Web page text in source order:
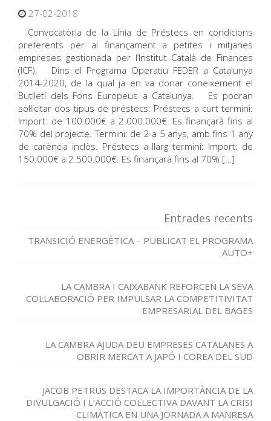
27-02-2018
Convocatòria de la Línia de Préstecs en condicions
preferents per al finançament a petites i mitjanes
empreses gestionada per l’Institut Català de Finances
(ICF), Dins el Programa Operatiu FEDER a Catalunya
2014-2020, de la qual ja en va donar coneixement el
Butlletí dels Fons Europeus a Catalunya. Es podran
sol·licitar dos tipus de préstecs: Préstecs a curt termini:
Import: de 100.000€ a 2.000.000€. Es finançarà fins al
70% del projecte. Termini: de 2 a 5 anys, amb fins 1 any
de carència inclòs. Préstecs a llarg termini: Import: de
150.000€ a 2.500.000€. Es finançarà fins al 70% […]
Entrades recents
TRANSICIÓ ENERGÈTICA – PUBLICAT EL PROGRAMA
AUTO+
LA CAMBRA I CAIXABANK REFORCEN LA SEVA
COL·LABORACIÓ PER IMPULSAR LA COMPETITIVITAT
EMPRESARIAL DEL BAGES
LA CAMBRA AJUDA DEU EMPRESES CATALANES A
OBRIR MERCAT A JAPÓ I COREA DEL SUD
JACOB PETRUS DESTACA LA IMPORTÀNCIA DE LA
DIVULGACIÓ I L’ACCIÓ COL·LECTIVA DAVANT LA CRISI
CLIMÀTICA EN UNA JORNADA A MANRESA